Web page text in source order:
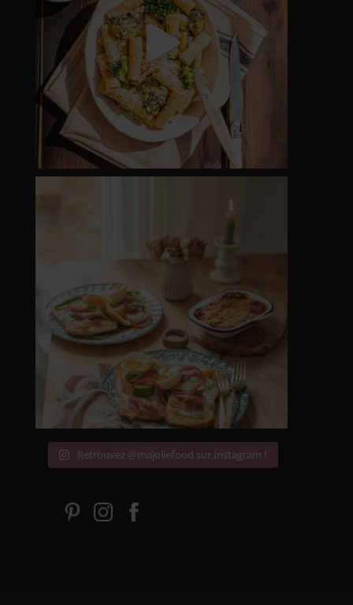
Retrouvez @majoliefood sur Instagram !